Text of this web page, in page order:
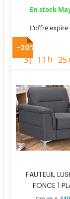
En stock
L'offre expire
timer
3j 11 h 25
-20%
FAUTEUIL
FONCE 1